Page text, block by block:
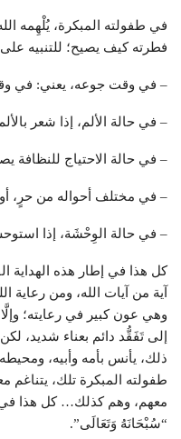
في طفولته المبكرة، يُلْهِمه
فطرته كيف يصيح؛ للتنبيه
– في وقت جوعه، يعني: في
– في حالة الألم، إذا شعر
– في حالة الاحتياج للنظافة
– في مختلف أحواله من حرٍ،
– في حالة الوِحْشَة، إذا
كل هذا في إطار هذه الهداية
آية من آيات الله، ومن رعاية
وهي عون كبير في رعايته؛
إلى تَفَقُّد دائم بعناء شديد،
ذلك، يأنس بأمه وأبيه،
طفولته المبكرة تلك، يتناغم
معهم، وهم كذلك… كل هذا في
“سُبْحَانَهُ وَتَعَالَى”.